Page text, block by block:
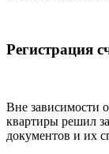
Регистрация
Вне зависимости
квартиры решил
документов и их